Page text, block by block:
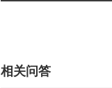
相关问答